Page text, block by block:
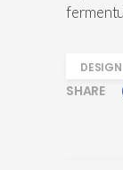
DESIGN
SHARE